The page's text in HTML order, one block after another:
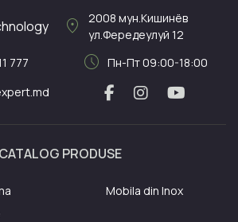
location_on 2008 мун.Кишинёв
ул.Фередеулуй 12
777 schedule Пн-Пт 09:00-18:00
CATALOG PRODUSE
Mobila din Inox